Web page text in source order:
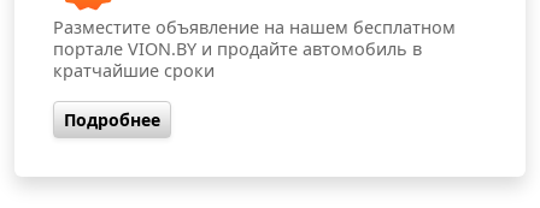
Разместите объявление на нашем бесплатном
портале VION.BY и продайте автомобиль в
кратчайшие сроки
Подробнее